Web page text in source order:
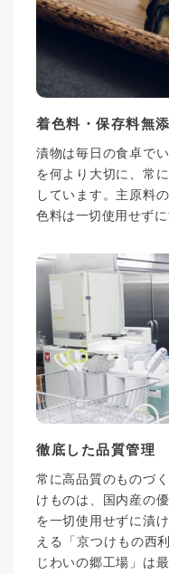
着色料・保存料無
漬物は毎日の食卓で
を何より大切に、常
しています。主原料
色料は一切使用せずに
徹底した品質管理
常に高品質のものづ
けものは、国内産の
を一切使用せずに漬
える「京つけもの西
じわいの郷工場」は